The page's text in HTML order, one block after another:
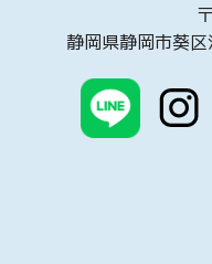
静岡県静岡市葵